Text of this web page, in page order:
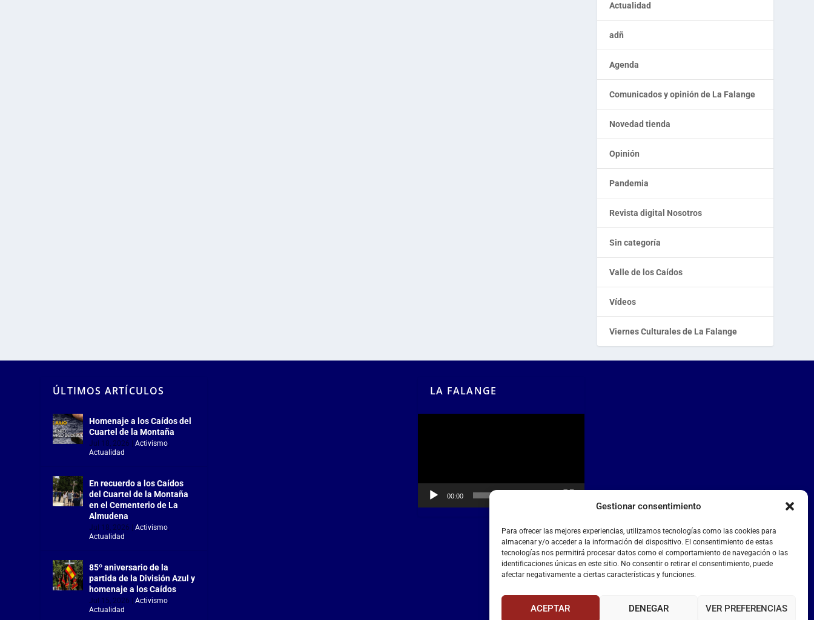
Gestionar consentimiento
Para ofrecer las mejores experiencias, utilizamos tecnologías como las cookies para
almacenar y/o acceder a la información del dispositivo. El consentimiento de estas
tecnologías nos permitirá procesar datos como el comportamiento de navegación o las
identificaciones únicas en este sitio. No consentir o retirar el consentimiento, puede
afectar negativamente a ciertas características y funciones.
ACEPTAR DENEGAR VER PREFERENCIAS
Actualidad
adñ
Agenda
Comunicados y opinión de La Falange
Novedad tienda
Opinión
Pandemia
Revista digital Nosotros
Sin categoría
Valle de los Caídos
Vídeos
Viernes Culturales de La Falange
ÚLTIMOS ARTÍCULOS
Homenaje a los Caídos del
Cuartel de la Montaña
Jul 18, 2026 |Activismo,
Actualidad
En recuerdo a los Caídos
del Cuartel de la Montaña
en el Cementerio de La
Almudena
Jul 18, 2026 |Activismo,
Actualidad
85º aniversario de la
partida de la División Azul y
homenaje a los Caídos
Jul 15, 2026 |Activismo,
Actualidad
LA FALANGE
00:00